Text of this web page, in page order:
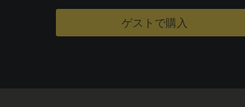
ゲストで購入